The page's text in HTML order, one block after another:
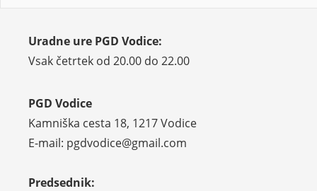
Uradne ure PGD Vodice:
Vsak četrtek od 20.00 do 22.00
PGD Vodice
Kamniška cesta 18, 1217 Vodice
E-mail: pgdvodice@gmail.com
Predsednik: